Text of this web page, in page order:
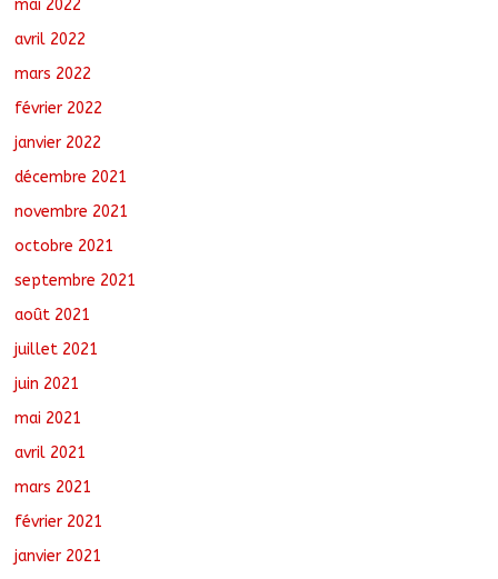
mai 2022
avril 2022
mars 2022
février 2022
janvier 2022
décembre 2021
novembre 2021
octobre 2021
septembre 2021
août 2021
juillet 2021
juin 2021
mai 2021
avril 2021
mars 2021
février 2021
janvier 2021